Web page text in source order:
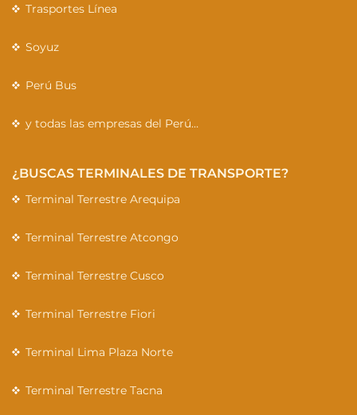
Trasportes Línea
Soyuz
Perú Bus
y todas las empresas del Perú…
¿BUSCAS TERMINALES DE TRANSPORTE?
Terminal Terrestre Arequipa
Terminal Terrestre Atcongo
Terminal Terrestre Cusco
Terminal Terrestre Fiori
Terminal Lima Plaza Norte
Terminal Terrestre Tacna